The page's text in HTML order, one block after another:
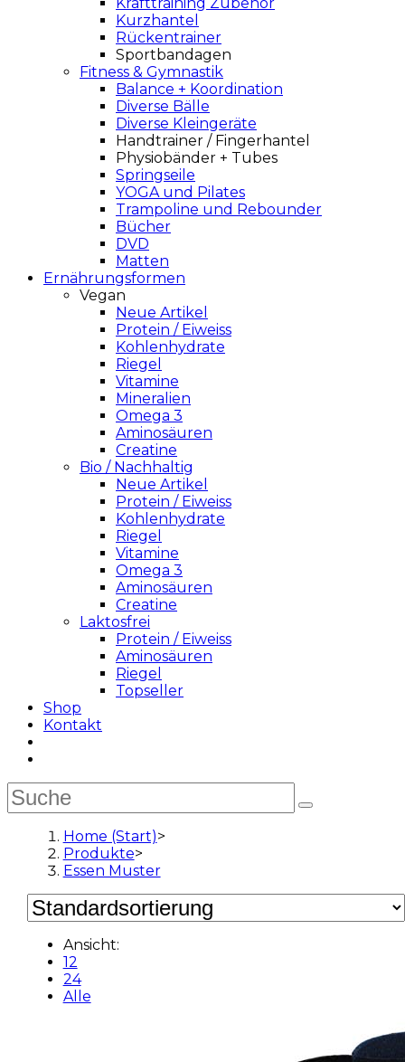
Kurzhantel
Rückentrainer
Sportbandagen
Fitness & Gymnastik
Balance + Koordination
Diverse Bälle
Diverse Kleingeräte
Handtrainer / Fingerhantel
Physiobänder + Tubes
Springseile
YOGA und Pilates
Trampoline und Rebounder
Bücher
DVD
Matten
Ernährungsformen
Vegan
Neue Artikel
Protein / Eiweiss
Kohlenhydrate
Riegel
Vitamine
Mineralien
Omega 3
Aminosäuren
Creatine
Bio / Nachhaltig
Neue Artikel
Protein / Eiweiss
Kohlenhydrate
Riegel
Vitamine
Omega 3
Aminosäuren
Creatine
Laktosfrei
Protein / Eiweiss
Aminosäuren
Riegel
Topseller
Shop
Kontakt
Home (Start)>
Produkte>
Essen Muster
Ansicht:
12
24
Alle